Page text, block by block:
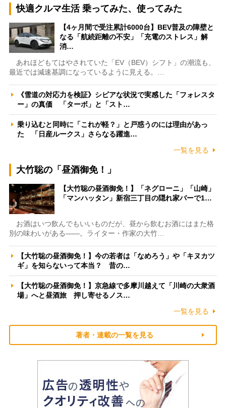
快適クルマ生活 乗ってみた、使ってみた
【4ヶ月間で受注累計6000台】BEV普及の障壁と
なる「航続距離の不安」「充電のストレス」解
消…
あれほどもてはやされていた「EV（BEV）シフト」の潮流も、
最近では減速基調になっているように見える。…
《雪道の対応力を検証》シビアな状況で実感した「フォレスタ
ー」の真価 「ターボ」と「スト…
乗り込むと同時に「これが軽？」と戸惑うのには理由があっ
た 「日産ルークス」さらなる躍進…
一覧を見る
大竹聡の「昼酒御免！」
【大竹聡の昼酒御免！】「ネグローニ」「山崎」
「マンハッタン」新宿三丁目の隠れ家バーで1…
お酒はいつ飲んでもいいものだが、昼から飲むお酒にはまた格
別の味わいがある――。ライター・作家の大竹…
【大竹聡の昼酒御免！】今の若者は「なめろう」や「キヌカツ
ギ」を知らないって本当？ 昔の…
【大竹聡の昼酒御免！】京急線で多摩川越えて「川崎の大衆酒
場」へと昼酒旅 押し寄せるノス…
一覧を見る
著者・連載の一覧を見る